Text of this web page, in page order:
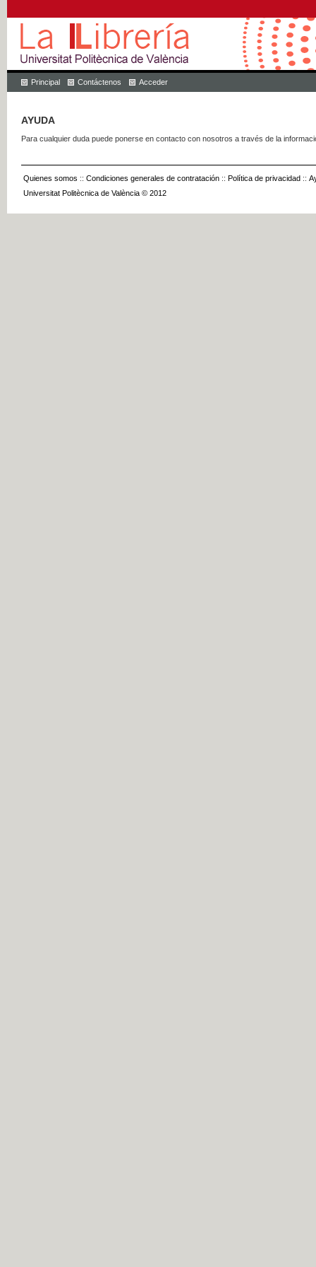
Principal Contáctenos Acceder
AYUDA
Para cualquier duda puede ponerse en contacto con nosotros a través de la
Quienes somos :: Condiciones generales de contratación :: Política de privacidad ::
Universitat Politècnica de València © 2012